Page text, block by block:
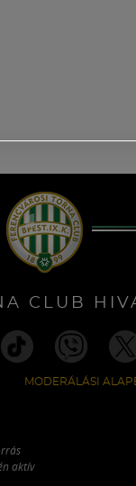
CLUB
MODERÁLÁSI
aktív